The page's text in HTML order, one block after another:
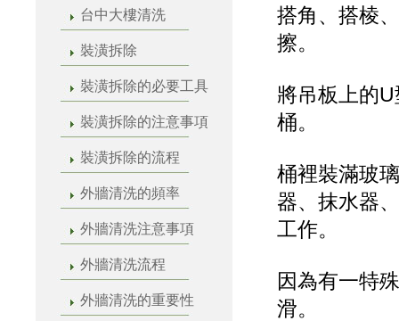
台中大樓清洗
裝潢拆除
裝潢拆除的必要工具
裝潢拆除的注意事項
裝潢拆除的流程
外牆清洗的頻率
外牆清洗注意事項
外牆清洗流程
外牆清洗的重要性
搭角、搭棱
擦。
將吊板上的
桶。
桶裡裝滿玻
器、抹水器
工作。
因為有一特
滑。